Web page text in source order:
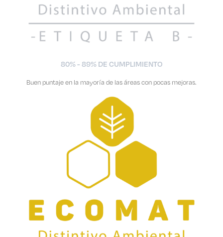
80% - 89% DE CUMPLIMIENTO
Buen puntaje en la mayoría de las áreas con pocas mejoras.